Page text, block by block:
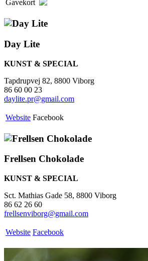
Gavekort
Day Lite
KUNST & SPECIAL
Tapdrupvej 82, 8800 Viborg
86 60 00 23
daylite.pr@gmail.com
Website Facebook
Frellsen Chokolade
KUNST & SPECIAL
Sct. Mathias Gade 58, 8800 Viborg
86 62 26 60
frellsenviborg@gmail.com
Website Facebook